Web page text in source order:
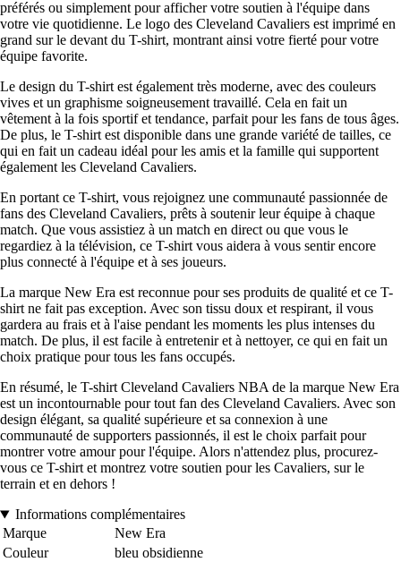
préférés ou simplement pour afficher votre soutien à l'équipe dans
votre vie quotidienne. Le logo des Cleveland Cavaliers est imprimé en
grand sur le devant du T-shirt, montrant ainsi votre fierté pour votre
équipe favorite.
Le design du T-shirt est également très moderne, avec des couleurs
vives et un graphisme soigneusement travaillé. Cela en fait un
vêtement à la fois sportif et tendance, parfait pour les fans de tous âges.
De plus, le T-shirt est disponible dans une grande variété de tailles, ce
qui en fait un cadeau idéal pour les amis et la famille qui supportent
également les Cleveland Cavaliers.
En portant ce T-shirt, vous rejoignez une communauté passionnée de
fans des Cleveland Cavaliers, prêts à soutenir leur équipe à chaque
match. Que vous assistiez à un match en direct ou que vous le
regardiez à la télévision, ce T-shirt vous aidera à vous sentir encore
plus connecté à l'équipe et à ses joueurs.
La marque New Era est reconnue pour ses produits de qualité et ce T-
shirt ne fait pas exception. Avec son tissu doux et respirant, il vous
gardera au frais et à l'aise pendant les moments les plus intenses du
match. De plus, il est facile à entretenir et à nettoyer, ce qui en fait un
choix pratique pour tous les fans occupés.
En résumé, le T-shirt Cleveland Cavaliers NBA de la marque New Era
est un incontournable pour tout fan des Cleveland Cavaliers. Avec son
design élégant, sa qualité supérieure et sa connexion à une
communauté de supporters passionnés, il est le choix parfait pour
montrer votre amour pour l'équipe. Alors n'attendez plus, procurez-
vous ce T-shirt et montrez votre soutien pour les Cavaliers, sur le
terrain et en dehors !
Informations complémentaires
Marque
New Era
Couleur
bleu obsidienne